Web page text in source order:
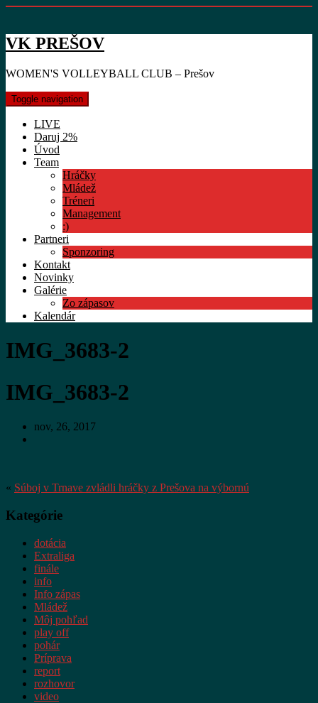
VK PREŠOV
WOMEN'S VOLLEYBALL CLUB – Prešov
Toggle navigation
LIVE
Daruj 2%
Úvod
Team
Hráčky
Mládež
Tréneri
Management
:)
Partneri
Sponzoring
Kontakt
Novinky
Galérie
Zo zápasov
Kalendár
IMG_3683-2
IMG_3683-2
nov, 26, 2017
« Súboj v Trnave zvládli hráčky z Prešova na výbornú
Kategórie
dotácia
Extraliga
finále
info
Info zápas
Mládež
Môj pohľad
play off
pohár
Príprava
report
rozhovor
video